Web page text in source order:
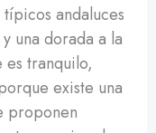
andaluces
una dorada a la
es tranquilo,
existe una
proponen